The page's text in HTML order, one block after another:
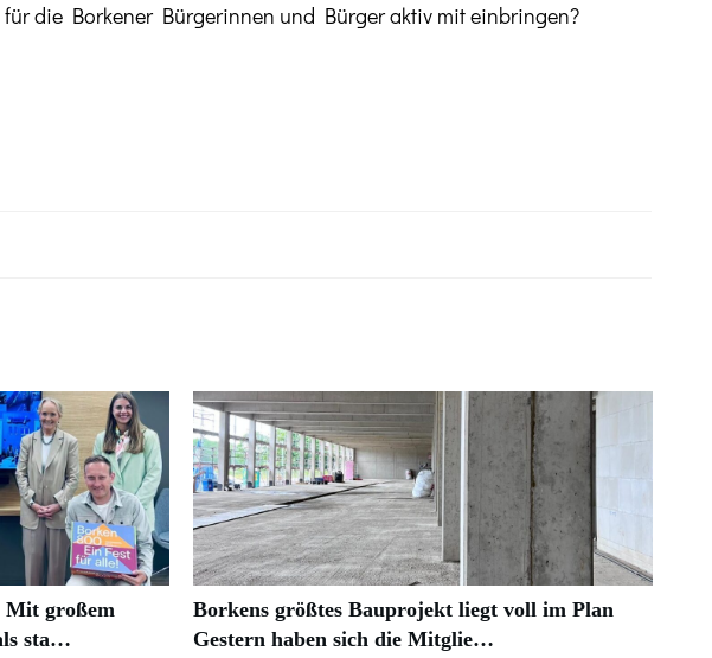
die Borkener Bürgerinnen und Bürger aktiv mit einbringen?
Mit großem
sta…
Borkens größtes Bauprojekt liegt voll im Plan
Gestern haben sich die Mitglie…